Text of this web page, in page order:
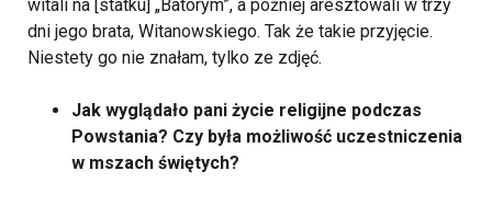
witali na [statku] „Batorym”, a później aresztowali w trzy
dni jego brata, Witanowskiego. Tak że takie przyjęcie.
Niestety go nie znałam, tylko ze zdjęć.
Jak wyglądało pani życie religijne podczas
Powstania? Czy była możliwość uczestniczenia
w mszach świętych?